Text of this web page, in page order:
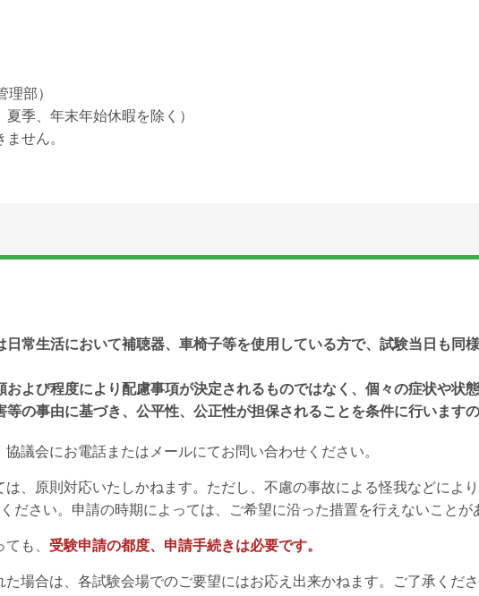
部）
季、年末年始休暇を除く）
せん。
常生活において補聴器、車椅子等を使用している方で、試験当日も同
よび程度により配慮事項が決定されるものではなく、個々の症状や状
の事由に基づき、公平性、公正性が担保されることを条件に行います
議会にお電話またはメールにてお問い合わせください。
、原則対応いたしかねます。ただし、不慮の事故による怪我などによ
ださい。申請の時期によっては、ご希望に沿った措置を行えないことが
も、 受験申請の都度、申請手続きは必要です。
場合は、各試験会場でのご要望にはお応え出来かねます。ご了承くださ